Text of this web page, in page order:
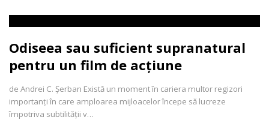
Odiseea sau suficient supranatural
pentru un film de acțiune
de Andrei C. Șerban Există un moment în cariera multor regizori
importanți în care amploarea mijloacelor începe să lucreze
împotriva subtilității v…